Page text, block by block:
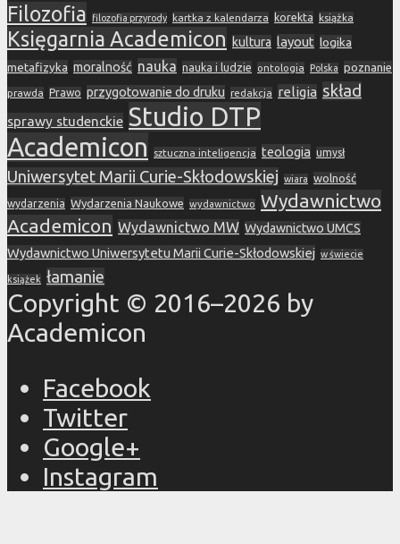
Filozofia filozofia przyrody kartka z kalendarza korekta książka
Księgarnia Academicon kultura layout logika
metafizyka moralność nauka nauka i ludzie ontologia Polska poznanie
prawda Prawo przygotowanie do druku redakcja religia skład
sprawy studenckie Studio DTP
Academicon
sztuczna inteligencja teologia umysł
Uniwersytet Marii Curie-Skłodowskiej wiara wolność
wydarzenia Wydarzenia Naukowe wydawnictwo Wydawnictwo
Academicon Wydawnictwo MW Wydawnictwo UMCS
Wydawnictwo Uniwersytetu Marii Curie-Skłodowskiej w świecie
książek łamanie
Copyright © 2016–2026 by
Academicon
Facebook
Twitter
Google+
Instagram